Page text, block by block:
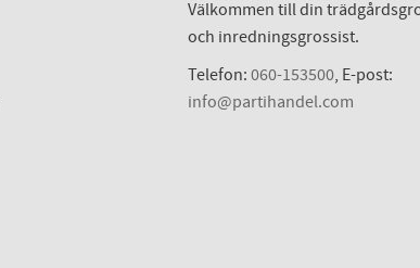
Välkommen till din
och inredningsgrossist.
Telefon: 060-153500, E-post:
info@partihandel.com